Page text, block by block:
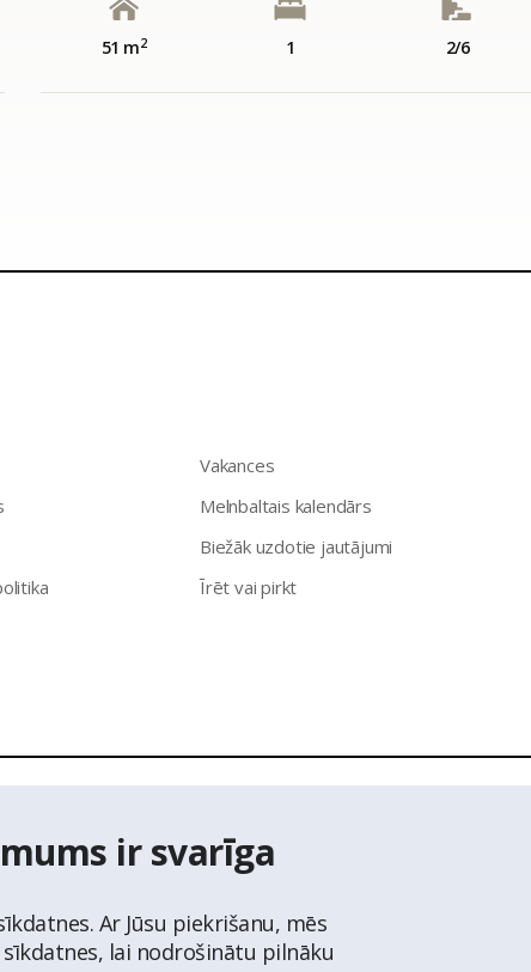
ir svarīga
Ar Jūsu piekrišanu, mēs
lai nodrošinātu pilnāku
51 m2 1 2/6
Vakances
Melnbaltais kalendārs
Biežāk uzdotie jautājumi
Īrēt vai pirkt
īpašumu aģentūra Latio. Aizliegta informācijas
Adrešu reģistra Adrešu klasifikatora dati,